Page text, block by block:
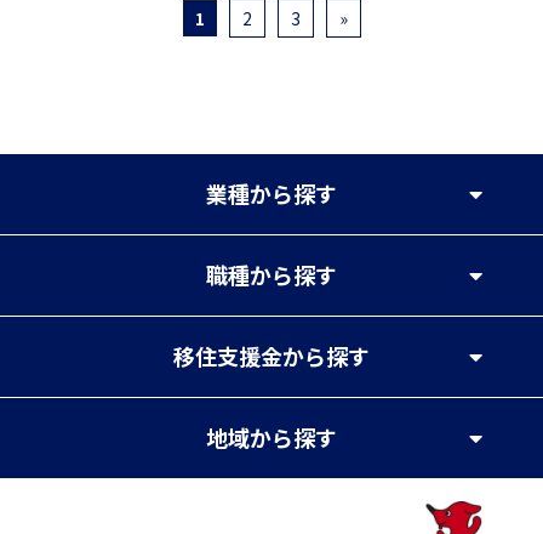
1 2 3 »
業種から探す
職種から探す
移住支援金から探す
地域から探す